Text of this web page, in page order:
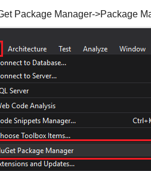
Package Manager->Package